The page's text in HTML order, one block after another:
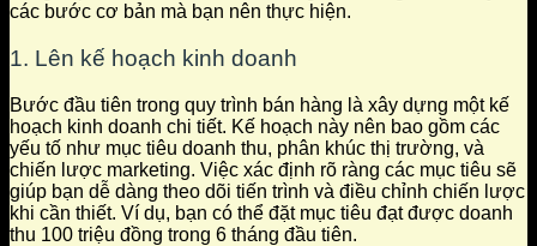
các bước cơ bản mà bạn nên thực hiện.
1. Lên kế hoạch kinh doanh
Bước đầu tiên trong quy trình bán hàng là xây dựng một kế
hoạch kinh doanh chi tiết. Kế hoạch này nên bao gồm các
yếu tố như mục tiêu doanh thu, phân khúc thị trường, và
chiến lược marketing. Việc xác định rõ ràng các mục tiêu sẽ
giúp bạn dễ dàng theo dõi tiến trình và điều chỉnh chiến lược
khi cần thiết. Ví dụ, bạn có thể đặt mục tiêu đạt được doanh
thu 100 triệu đồng trong 6 tháng đầu tiên.